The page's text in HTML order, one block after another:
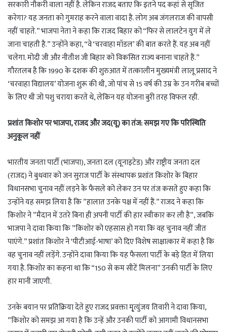
सरकारी नौकरी वाला नहीं है. लेकिन राजद बताए कि इतने पद कहां से सृजित
करेगा? यह जनता को गुमराह करने वाला वादा है. लोग अब जंगलराज की वापसी
नहीं चाहते.” भाजपा नेता ने कहा कि राजद बिहार को “फिर से लालटेन युग में ले
जाना चाहती है.” उन्होंने कहा, “वे ‘चरवाहा मॉडल’ की बात करते हैं. यह अब नहीं
चलेगा. मोदी जी और नीतीश जी बिहार को विकसित राज्य बनाना चाहते हैं.”
गौरतलब है कि 1990 के दशक की शुरुआत में तत्कालीन मुख्यमंत्री लालू प्रसाद ने
‘चरवाहा विद्यालय’ योजना शुरू की थी, जो पांच से 15 वर्ष की उम्र के उन गरीब बच्चों
के लिए थी जो पशु चराया करते थे, लेकिन यह योजना बुरी तरह विफल रही.
प्रशांत किशोर पर भाजपा, राजद और जद(यू) का तंज: समझ गए कि परिस्थिति
अनुकूल नहीं
भारतीय जनता पार्टी (भाजपा), जनता दल (यूनाइटेड) और राष्ट्रीय जनता दल
(राजद) ने बुधवार को जन सुराज पार्टी के संस्थापक प्रशांत किशोर के बिहार
विधानसभा चुनाव नहीं लड़ने के फैसले को लेकर उन पर तंज कसते हुए कहा कि
उन्होंने यह समझ लिया है कि ”हालात उनके पक्ष में नहीं हैं.” राजद ने कहा कि
किशोर ने ”मैदान में उतरे बिना ही अपनी पार्टी की हार स्वीकार कर ली है”, जबकि
भाजपा ने दावा किया कि ”किशोर को एहसास हो गया कि वह चुनाव नहीं जीत
पाएंगे.” प्रशांत किशोर ने ‘पीटीआई-भाषा’ को दिए विशेष साक्षात्कार में कहा है कि
वह चुनाव नहीं लड़ेंगे. उन्होंने दावा किया कि यह फैसला पार्टी के बड़े हित में लिया
गया है. किशोर का कहना था कि “150 से कम सीटें मिलना” उनकी पार्टी के लिए
हार मानी जाएगी.
उनके बयान पर प्रतिक्रिया देते हुए राजद प्रवक्ता मृ्त्युंजय तिवारी ने दावा किया,
”किशोर को समझ आ गया है कि उन्हें और उनकी पार्टी को आगामी विधानसभा